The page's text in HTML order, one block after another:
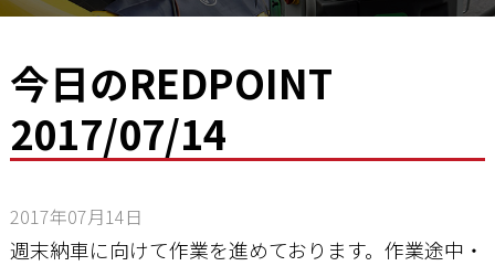
レッドポイントパーツ
店舗案内
今日のREDPOINT
2017/07/14
2017年07月14日
週末納車に向けて作業を進めております。作業途中・